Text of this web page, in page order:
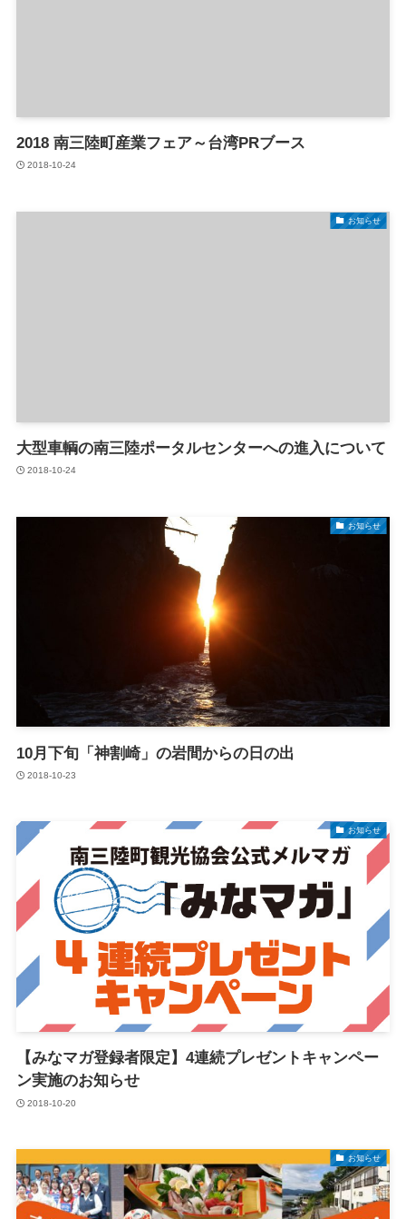
2018 南三陸町産業フェア～台湾PRブース
2018-10-24
お知らせ
大型車輌の南三陸ポータルセンターへの進入について
2018-10-24
お知らせ
10月下旬「神割崎」の岩間からの日の出
2018-10-23
お知らせ
【みなマガ登録者限定】4連続プレゼントキャンペー
ン実施のお知らせ
2018-10-20
お知らせ